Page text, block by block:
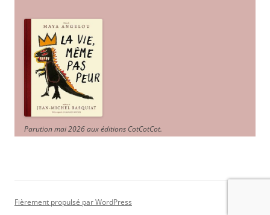
Parution mai 2026 aux éditions CotCotCot.
Fièrement propulsé par WordPress